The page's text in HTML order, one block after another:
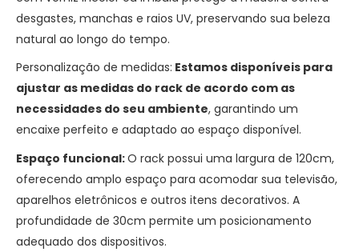
desgastes, manchas e raios UV, preservando sua beleza
natural ao longo do tempo.
Personalização de medidas: Estamos disponíveis para
ajustar as medidas do rack de acordo com as
necessidades do seu ambiente, garantindo um
encaixe perfeito e adaptado ao espaço disponível.
Espaço funcional:O rack possui uma largura de 120cm,
oferecendo amplo espaço para acomodar sua televisão,
aparelhos eletrônicos e outros itens decorativos. A
profundidade de 30cm permite um posicionamento
adequado dos dispositivos.